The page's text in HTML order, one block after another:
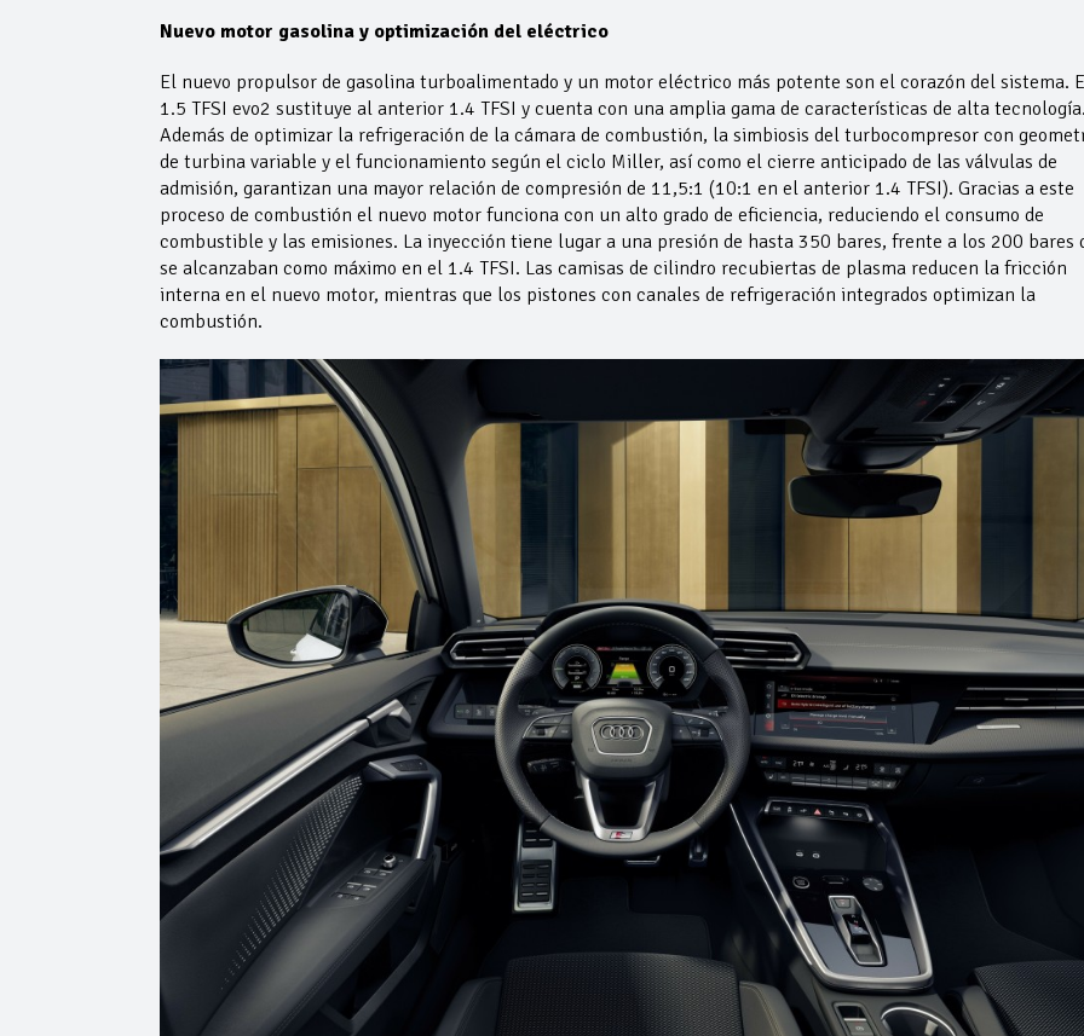
Nuevo motor gasolina y optimización del eléctrico
El nuevo propulsor de gasolina turboalimentado y un motor eléctrico más potente son el corazón del sistema.
1.5 TFSI evo2 sustituye al anterior 1.4 TFSI y cuenta con una amplia gama de características de alta tecnología.
Además de optimizar la refrigeración de la cámara de combustión, la simbiosis del turbocompresor con
de turbina variable y el funcionamiento según el ciclo Miller, así como el cierre anticipado de las válvulas de
admisión, garantizan una mayor relación de compresión de 11,5:1 (10:1 en el anterior 1.4 TFSI). Gracias a este
proceso de combustión el nuevo motor funciona con un alto grado de eficiencia, reduciendo el consumo de
combustible y las emisiones. La inyección tiene lugar a una presión de hasta 350 bares, frente a los 200 bares
se alcanzaban como máximo en el 1.4 TFSI. Las camisas de cilindro recubiertas de plasma reducen la fricción
interna en el nuevo motor, mientras que los pistones con canales de refrigeración integrados optimizan la
combustión.